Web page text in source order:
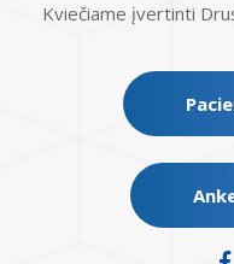
Kviečiame įvertinti